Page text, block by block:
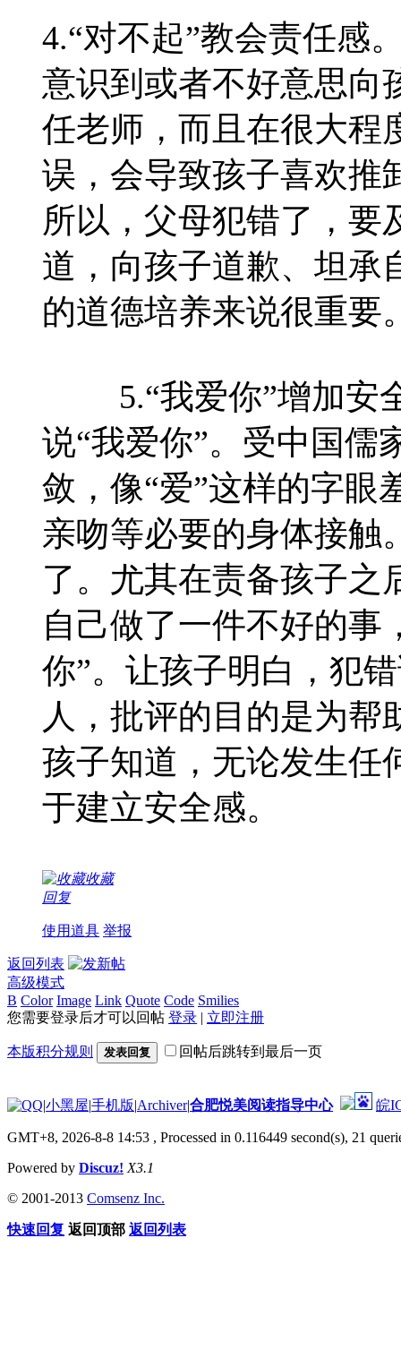
4.“对不起”教会责任感
意识到或者不好意思向
任老师，而且在很大程
误，会导致孩子喜欢推
所以，父母犯错了，要
道，向孩子道歉、坦承
的道德培养来说很重要
5.“我爱你”增加安
说“我爱你”。受中国儒
敛，像“爱”这样的字眼
亲吻等必要的身体接触
了。尤其在责备孩子之
自己做了一件不好的事
你”。让孩子明白，犯
人，批评的目的是为帮
孩子知道，无论发生任
于建立安全感。
收藏
回复
使用道具 举报
返回列表
高级模式
B Color Image Link Quote Code Smilies
您需要登录后才可以回帖 登录 | 立即注册
本版积分规则 发表回复 回帖后跳转到最后一页
|小黑屋|手机版|Archiver|合肥悦美阅读指导中心 皖
GMT+8, 2026-8-8 14:53 , Processed in 0.116449 second(s), 21
Powered by Discuz! X3.1
© 2001-2013 Comsenz Inc.
快速回复 返回顶部 返回列表